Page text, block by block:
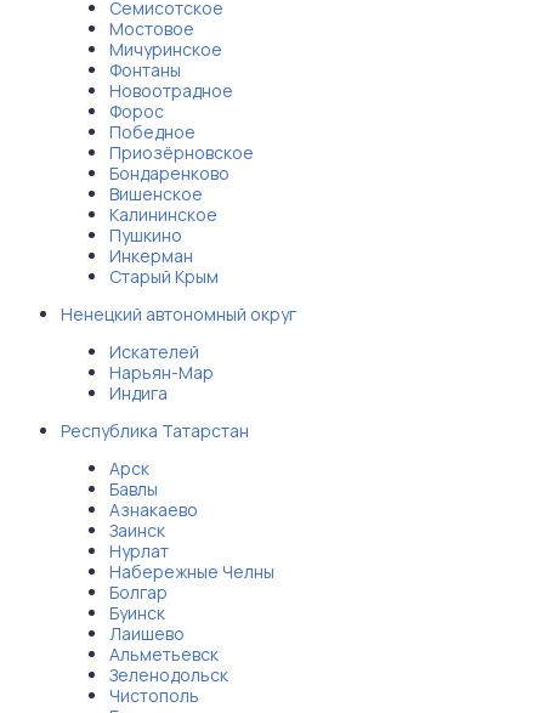
Семисотское
Мостовое
Мичуринское
Фонтаны
Новоотрадное
Форос
Победное
Приозёрновское
Бондаренково
Вишенское
Калининское
Пушкино
Инкерман
Старый Крым
Ненецкий автономный округ
Искателей
Нарьян-Мар
Индига
Республика Татарстан
Арск
Бавлы
Азнакаево
Заинск
Нурлат
Набережные Челны
Болгар
Буинск
Лаишево
Альметьевск
Зеленодольск
Чистополь